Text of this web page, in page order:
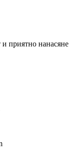
приятно нанасяне